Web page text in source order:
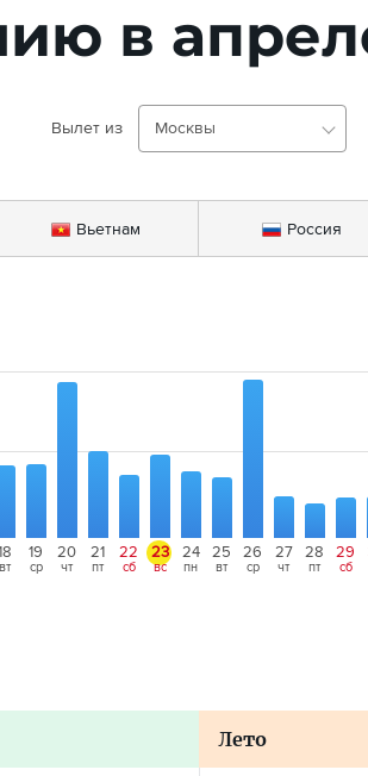
в
Вылет из Москвы
Вьетнам Россия
вт
19
ср
20
чт
21
пт
22
сб
23
вс
24
пн
25
вт
26
ср
27
чт
28
пт
29
сб
Лето